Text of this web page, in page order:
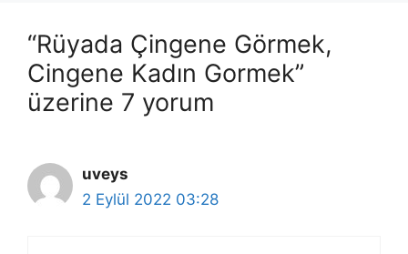
“Rüyada Çingene Görmek,
Cingene Kadın Gormek”
üzerine 7 yorum
uveys
2 Eylül 2022 03:28